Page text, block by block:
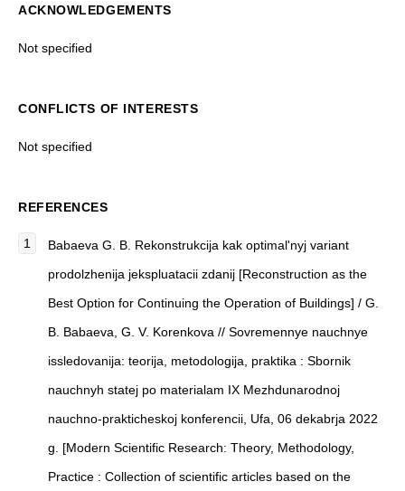
ACKNOWLEDGEMENTS
Not specified
CONFLICTS OF INTERESTS
Not specified
REFERENCES
Babaeva G. B. Rekonstrukcija kak optimal'nyj variant
prodolzhenija jekspluatacii zdanij [Reconstruction as the
Best Option for Continuing the Operation of Buildings] / G.
B. Babaeva, G. V. Korenkova // Sovremennye nauchnye
issledovanija: teorija, metodologija, praktika : Sbornik
nauchnyh statej po materialam IX Mezhdunarodnoj
nauchno-prakticheskoj konferencii, Ufa, 06 dekabrja 2022
g. [Modern Scientific Research: Theory, Methodology,
Practice : Collection of scientific articles based on the